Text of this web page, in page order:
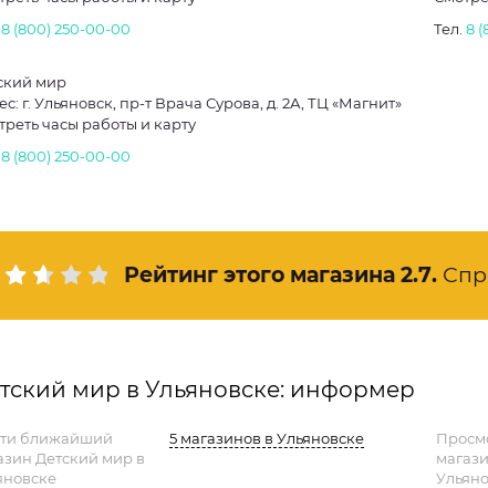
8 (800) 250-00-00
Тел.8
мир
г. Ульяновск, пр-т Врача Сурова, д. 2А, ТЦ «Магнит»
часы работы и карту
8 (800) 250-00-00
Рейтинг этого магазина 2.7.
мир в Ульяновске: информер
ближайший
Детский мир в
5 магазинов в Ульяновске